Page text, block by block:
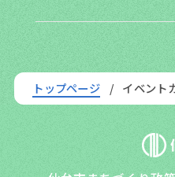
トップページ イベント